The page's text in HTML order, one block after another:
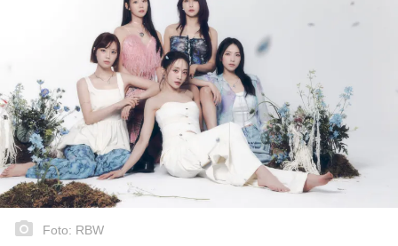
Foto: RBW